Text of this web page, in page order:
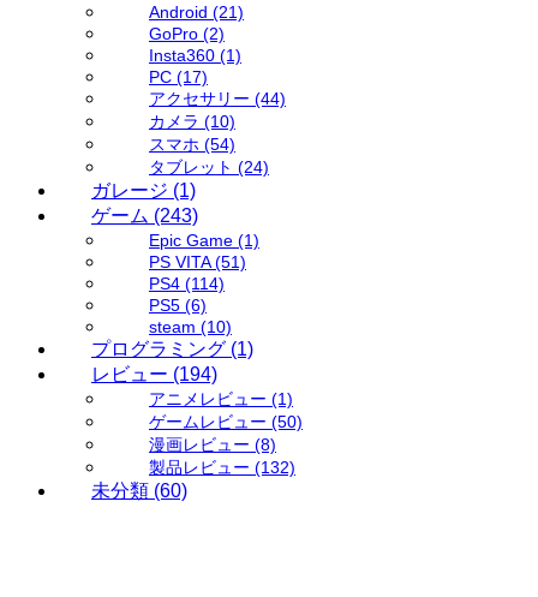
Android (21)
GoPro (2)
Insta360 (1)
PC (17)
アクセサリー (44)
カメラ (10)
スマホ (54)
タブレット (24)
ガレージ (1)
ゲーム (243)
Epic Game (1)
PS VITA(51)
PS4 (114)
PS5 (6)
steam (10)
プログラミング (1)
レビュー (194)
アニメレビュー (1)
ゲームレビュー (50)
漫画レビュー (8)
製品レビュー (132)
未分類 (60)